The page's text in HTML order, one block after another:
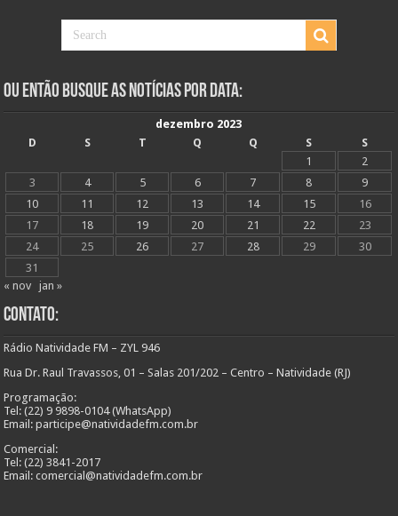
Ou Então Busque as Notícias Por Data:
dezembro 2023
D
S T Q Q S
S
1
2
3
4 5 6 7 8
9
10
11 12 13 14 15
16
17
18 19 20 21 22
23
24
25 26 27 28 29
30
31
« nov
jan »
Contato:
Rádio Natividade FM – ZYL 946
Rua Dr. Raul Travassos, 01 – Salas 201/202 – Centro – Natividade (RJ)
Programação:
Tel: (22) 9 9898-0104 (WhatsApp)
Email: participe@natividadefm.com.br
Comercial:
Tel: (22) 3841-2017
Email: comercial@natividadefm.com.br